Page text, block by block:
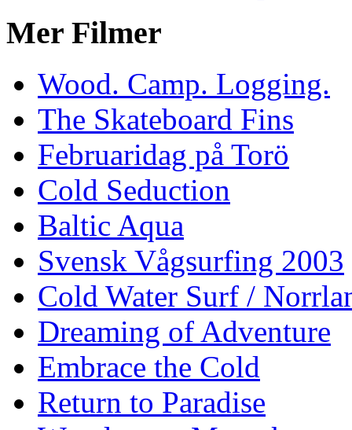
Mer Filmer
Wood. Camp. Logging.
The Skateboard Fins
Februaridag på Torö
Cold Seduction
Baltic Aqua
Svensk Vågsurfing 2003
Cold Water Surf /
Dreaming of Adventure
Embrace the Cold
Return to Paradise